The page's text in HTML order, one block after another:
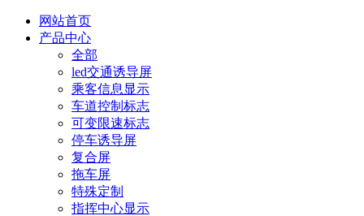
网站首页
产品中心
全部
led交通诱导屏
乘客信息显示
车道控制标志
可变限速标志
停车诱导屏
复合屏
拖车屏
特殊定制
指挥中心显示